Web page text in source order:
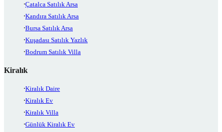
Çatalca Satılık Arsa
Kandıra Satılık Arsa
Bursa Satılık Arsa
Kuşadası Satılık Yazlık
Bodrum Satılık Villa
Kiralık
Kiralık Daire
Kiralık Ev
Kiralık Villa
Günlük Kiralık Ev